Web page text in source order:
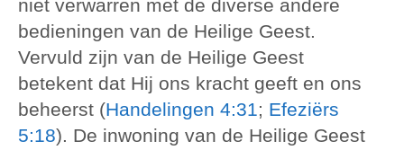
niet verwarren met de diverse andere
bedieningen van de Heilige Geest.
Vervuld zijn van de Heilige Geest
betekent dat Hij ons kracht geeft en ons
beheerst (Handelingen 4:31; Efeziërs
5:18). De inwoning van de Heilige Geest